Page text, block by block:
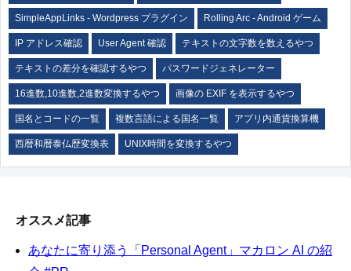
SimpleAppLinks - Wordpress プラグイン Rolling Arc - Android ゲーム
IP アドレス確認 User Agent 確認 テキストの文字数を数えるやつ
テキストの差分を確認するやつ パスワードジェネレーター
16進数,10進数,2進数変換するやつ 画像の EXIF を表示するやつ
国名とコードの一覧 複数言語による国名一覧 アプリ内通貨換算機
西暦和暦泰仏歴変換表 UNIX時間を変換するやつ
オススメ記事
あなたに寄り添う「Personal Agent」マカロン AI の紹